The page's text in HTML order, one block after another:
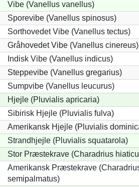
Vibe (Vanellus vanellus)
Sporevibe (Vanellus spinosus)
Sorthovedet Vibe (Vanellus tectus)
Gråhovedet Vibe (Vanellus cinereus)
Indisk Vibe (Vanellus indicus)
Steppevibe (Vanellus gregarius)
Sumpvibe (Vanellus leucurus)
Hjejle (Pluvialis apricaria)
Sibirisk Hjejle (Pluvialis fulva)
Amerikansk Hjejle (Pluvialis
Strandhjejle (Pluvialis squatarola)
Stor Præstekrave (Charadrius
Amerikansk Præstekrave
semipalmatus)